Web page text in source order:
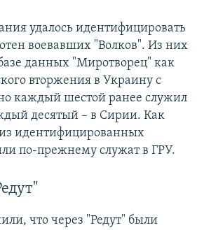
удалось идентифицировать
воевавших "Волков". Из них
данных "Миротворец" как
вторжения в Украину с
каждый шестой ранее служил
десятый – в Сирии. Как
идентифицированных
по-прежнему служат в ГРУ.
что через "Редут" были